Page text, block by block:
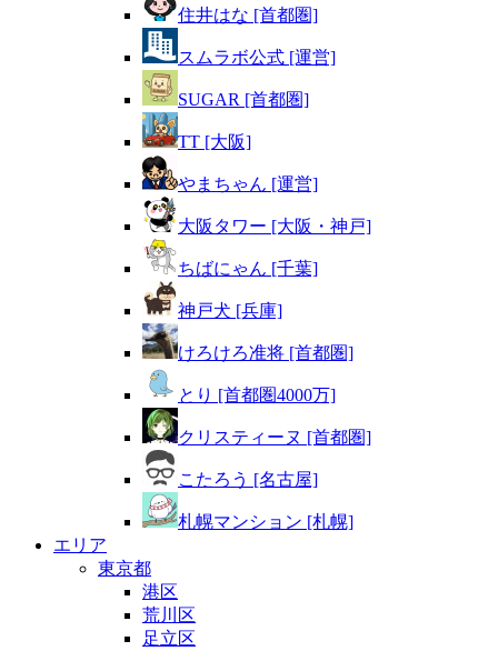
住井はな [首都圏]
スムラボ公式 [運営]
SUGAR [首都圏]
TT [大阪]
やまちゃん [運営]
大阪タワー [大阪・神戸]
ちばにゃん [千葉]
神戸犬 [兵庫]
けろけろ准将 [首都圏]
とり [首都圏4000万]
クリスティーヌ [首都圏]
こたろう [名古屋]
札幌マンション [札幌]
エリア
東京都
港区
荒川区
足立区